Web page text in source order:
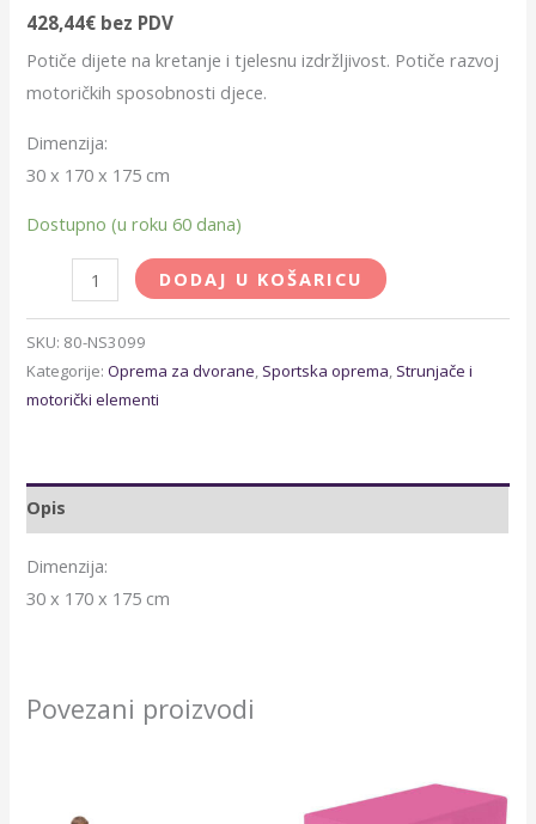
428,44€ bez PDV
Potiče dijete na kretanje i tjelesnu izdržljivost. Potiče razvoj
motoričkih sposobnosti djece.
Dimenzija:
30 x 170 x 175 cm
Dostupno (u roku 60 dana)
DODAJ U KOŠARICU
SKU: 80-NS3099
Kategorije:Oprema za dvorane, Sportska oprema, Strunjače i
motorički elementi
Opis
Dimenzija:
30 x 170 x 175 cm
Povezani proizvodi